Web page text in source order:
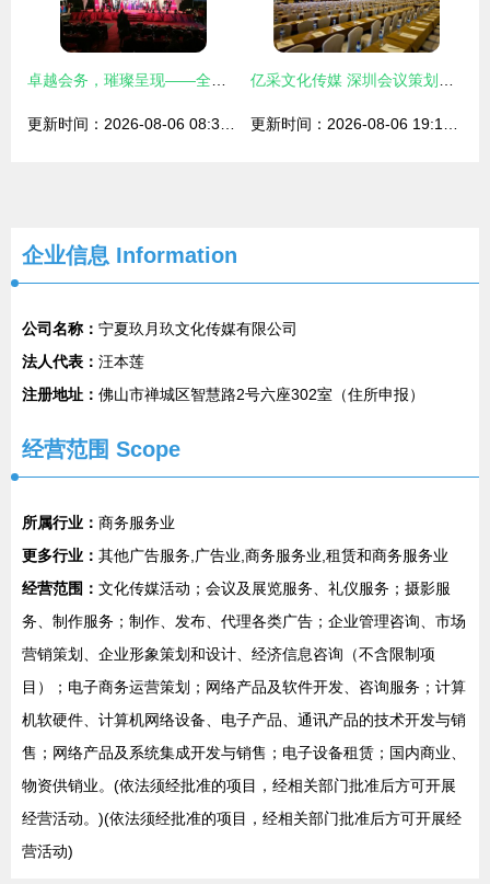
企业信息 Information
公司名称： 宁夏玖月玖文化传媒有限公司
法人代表： 汪本莲
注册地址： 佛山市禅城区智慧路2号六座302室（住所申报）
经营范围 Scope
所属行业： 商务服务业
更多行业： 其他广告服务,广告业,商务服务业,租赁和商务服务业
经营范围： 文化传媒活动；会议及展览服务、礼仪服务；摄影服
务、制作服务；制作、发布、代理各类广告；企业管理咨询、市场
营销策划、企业形象策划和设计、经济信息咨询（不含限制项
目）；电子商务运营策划；网络产品及软件开发、咨询服务；计算
机软硬件、计算机网络设备、电子产品、通讯产品的技术开发与销
售；网络产品及系统集成开发与销售；电子设备租赁；国内商业、
物资供销业。(依法须经批准的项目，经相关部门批准后方可开展
经营活动。)(依法须经批准的项目，经相关部门批准后方可开展经
营活动)